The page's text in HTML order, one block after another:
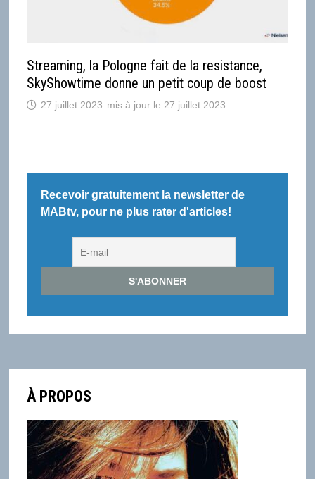
Streaming, la Pologne fait de la resistance,
SkyShowtime donne un petit coup de boost
27 juillet 2023 27 juillet 2023
Recevoir gratuitement la newsletter de
MABtv, pour ne plus rater d'articles!
À PROPOS